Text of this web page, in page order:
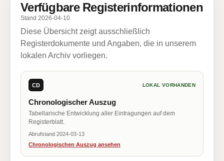
Verfügbare Registerinformationen
Stand 2026-04-10
Diese Übersicht zeigt ausschließlich
Registerdokumente und Angaben, die in unserem
lokalen Archiv vorliegen.
CD LOKAL VORHANDEN
Chronologischer Auszug
Tabellarische Entwicklung aller Eintragungen auf dem
Registerblatt.
Abrufstand 2024-03-13
Chronologischen Auszug ansehen